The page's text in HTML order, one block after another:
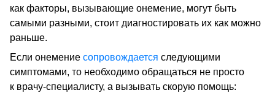
как факторы, вызывающие онемение, могут быть
самыми разными, стоит диагностировать их как можно
раньше.
Если онемение сопровождается следующими
симптомами, то необходимо обращаться не просто
к врачу-специалисту, а вызывать скорую помощь: